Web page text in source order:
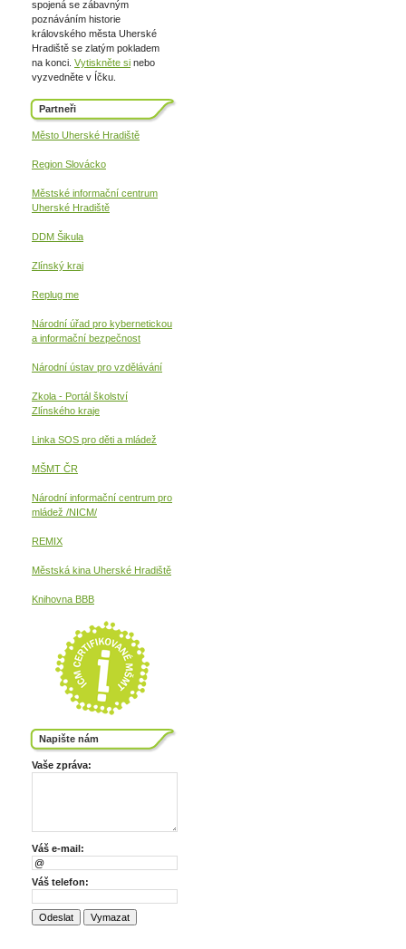
spojená se zábavným
poznáváním historie
královského města Uherské
Hradiště se zlatým pokladem
na konci. Vytiskněte si nebo
vyzvedněte v Íčku.
Partneři
Město Uherské Hradiště
Region Slovácko
Městské informační centrum
Uherské Hradiště
DDM Šikula
Zlínský kraj
Replug me
Národní úřad pro kybernetickou
a informační bezpečnost
Národní ústav pro vzdělávání
Zkola - Portál školství
Zlínského kraje
Linka SOS pro děti a mládež
MŠMT ČR
Národní informační centrum pro
mládež /NICM/
REMIX
Městská kina Uherské Hradiště
Knihovna BBB
Napište nám
Vaše zpráva:
Váš e-mail:
Váš telefon: